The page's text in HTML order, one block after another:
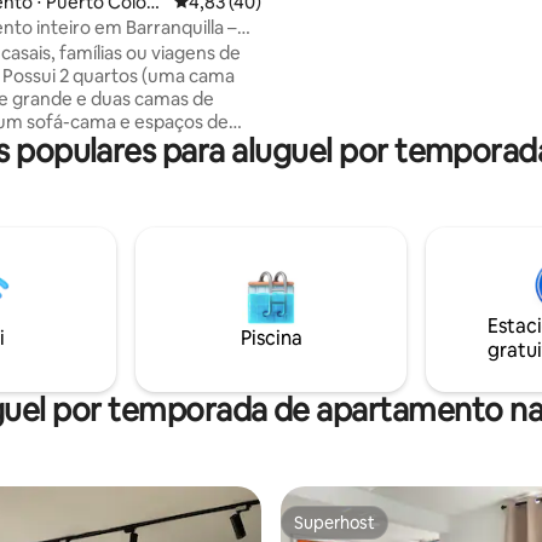
inteiro em Barranquilla –
famílias ou viagens de
2 quartos (uma cama
grande e duas camas de
sofá-cama e espaços de
equipado
secadora,
5 minutos do Homecenter
de
dentro do condomínio
populares para aluguel por
Piscina
por temporada de apartamento
Superhost
Superhost